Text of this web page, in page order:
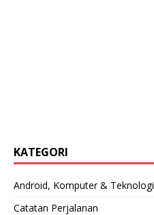
KATEGORI
Android, Komputer & Teknologi
Catatan Perjalanan